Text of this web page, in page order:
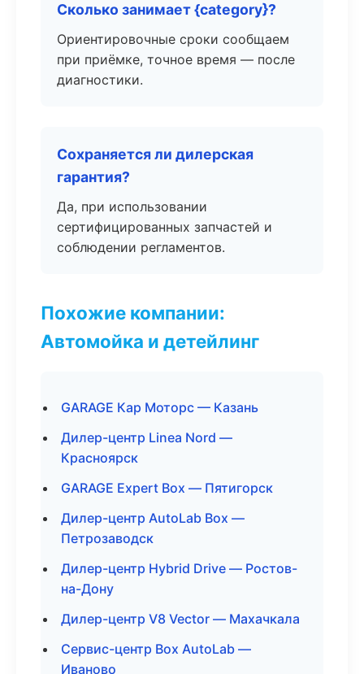
Сколько занимает {category}?
Ориентировочные сроки сообщаем
при приёмке, точное время — после
диагностики.
Сохраняется ли дилерская
гарантия?
Да, при использовании
сертифицированных запчастей и
соблюдении регламентов.
Похожие компании:
Автомойка и детейлинг
GARAGE Кар Моторс — Казань
Дилер-центр Linea Nord —
Красноярск
GARAGE Expert Box — Пятигорск
Дилер-центр AutoLab Box —
Петрозаводск
Дилер-центр Hybrid Drive — Ростов-
на-Дону
Дилер-центр V8 Vector — Махачкала
Сервис-центр Box AutoLab —
Иваново